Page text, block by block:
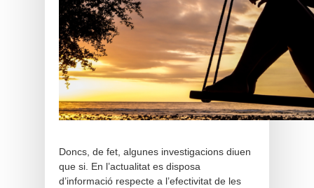
Doncs, de fet, algunes investigacions diuen
que si. En l’actualitat es disposa
d’informació respecte a l’efectivitat de les